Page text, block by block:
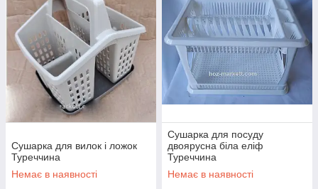
Сушарка для вилок і ложок
Туреччина
Немає в наявності
Сушарка для посуду
двоярусна біла еліф
Туреччина
Немає в наявності